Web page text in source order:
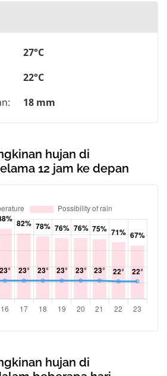
27°C
22°C
18 mm
hujan di
12 jam ke depan
hujan di